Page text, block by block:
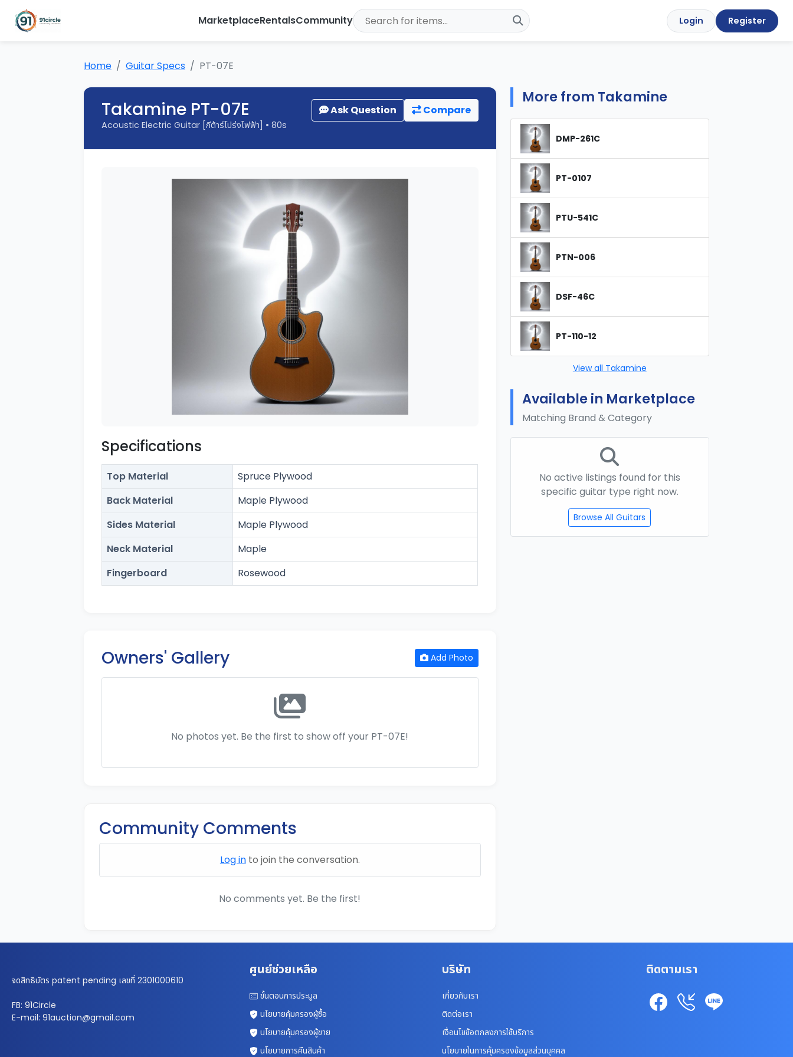
MarketplaceRentalsCommunity Login Register
Home Guitar Specs PT-07E
Takamine PT-07E
Acoustic Electric Guitar [กีต้าร์โปร่งไฟฟ้า] • 80s
Ask Question Compare
Specifications
Top Material
Spruce Plywood
Back Material
Maple Plywood
Sides Material
Maple Plywood
Neck Material
Maple
Fingerboard
Rosewood
Owners' Gallery Add Photo
No photos yet. Be the first to show off your PT-07E!
Community Comments
Log into join the conversation.
No comments yet. Be the first!
More from Takamine
DMP-261C
PT-0107
PTU-541C
PTN-006
DSF-46C
PT-110-12
View all Takamine
Available in Marketplace
Matching Brand & Category
No active listings found for this
specific guitar type right now.
Browse All Guitars
จดสิทธิบัตร patent pending เลขที่ 2301000610
FB: 91Circle
E-mail: 91auction@gmail.com
ศูนย์ช่วยเหลือ
ขั้นตอนการประมูล
นโยบายคุ้มครองผู้ซื้อ
นโยบายคุ้มครองผู้ขาย
นโยบายการคืนสินค้า
บริษัท
เกี่ยวกับเรา
ติดต่อเรา
เงื่อนไขข้อตกลงการใช้บริการ
นโยบายในการคุ้มครองข้อมูลส่วนบุคคล
ติดตามเรา